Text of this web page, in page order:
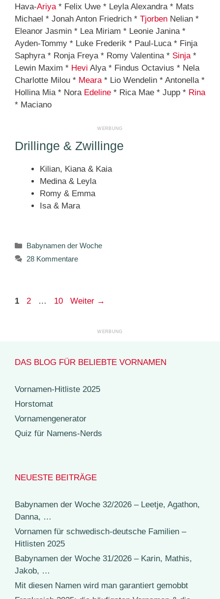
Hava-Ariya* Felix Uwe * Leyla Alexandra * Mats
Michael * Jonah Anton Friedrich * Tjorben Nelian *
Eleanor Jasmin * Lea Miriam * Leonie Janina *
Ayden-Tommy * Luke Frederik * Paul-Luca * Finja
Saphyra * Ronja Freya * Romy Valentina * Sinja*
Lewin Maxim * Hevi Alya * Findus Octavius * Nela
Charlotte Milou * Meara* Lio Wendelin * Antonella *
Hollina Mia * Nora Edeline * Rica Mae * Jupp * Rina
* Maciano
Drillinge & Zwillinge
Kilian, Kiana & Kaia
Medina & Leyla
Romy & Emma
Isa & Mara
Kategorien
Babynamen der Woche
28 Kommentare
Seite
1 Seite
2 … Seite
10 Weiter →
DAS BLOG FÜR BELIEBTE VORNAMEN
Vornamen-Hitliste 2025
Horstomat
Vornamengenerator
Quiz für Namens-Nerds
NEUESTE BEITRÄGE
Babynamen der Woche 32/2026 – Leetje, Agathon,
Danna, …
Vornamen für schwedisch-deutsche Familien –
Hitlisten 2025
Babynamen der Woche 31/2026 – Karin, Mathis,
Jakob, …
Mit diesen Namen wird man garantiert gemobbt